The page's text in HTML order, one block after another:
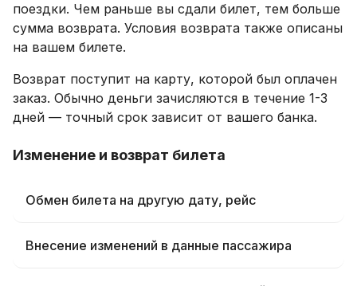
поездки. Чем раньше вы сдали билет, тем больше
сумма возврата. Условия возврата также описаны
на вашем билете.
Возврат поступит на карту, которой был оплачен
заказ. Обычно деньги зачисляются в течение 1-3
дней — точный срок зависит от вашего банка.
Изменение и возврат билета
Обмен билета на другую дату, рейс
Внесение изменений в данные пассажира